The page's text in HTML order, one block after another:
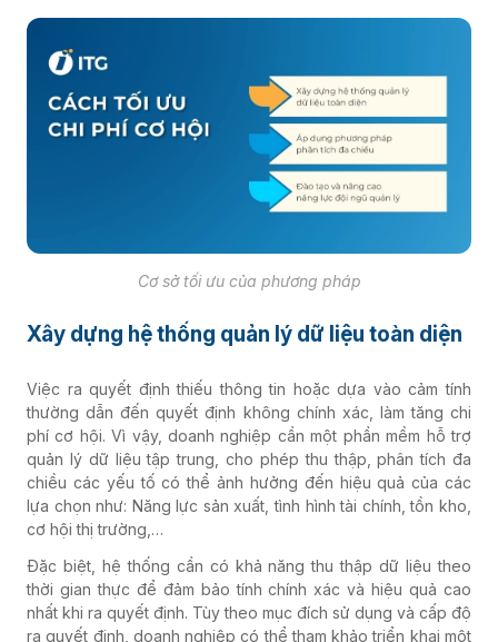
Cơ sở tối ưu của phương pháp
Xây dựng hệ thống quản lý dữ liệu toàn diện
Việc ra quyết định thiếu thông tin hoặc dựa vào cảm tính
thường dẫn đến quyết định không chính xác, làm tăng chi
phí cơ hội. Vì vậy, doanh nghiệp cần một phần mềm hỗ trợ
quản lý dữ liệu tập trung, cho phép thu thập, phân tích đa
chiều các yếu tố có thể ảnh hưởng đến hiệu quả của các
lựa chọn như: Năng lực sản xuất, tình hình tài chính, tồn kho,
cơ hội thị trường,…
Đặc biệt, hệ thống cần có khả năng thu thập dữ liệu theo
thời gian thực để đảm bảo tính chính xác và hiệu quả cao
nhất khi ra quyết định. Tùy theo mục đích sử dụng và cấp độ
ra quyết định, doanh nghiệp có thể tham khảo triển khai một